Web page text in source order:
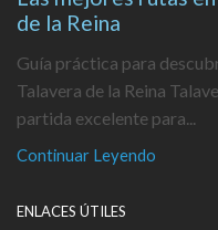
de la Reina
Guía práctica para
Talavera de la Reina
partida excelente para...
Continuar Leyendo
ENLACES ÚTILES